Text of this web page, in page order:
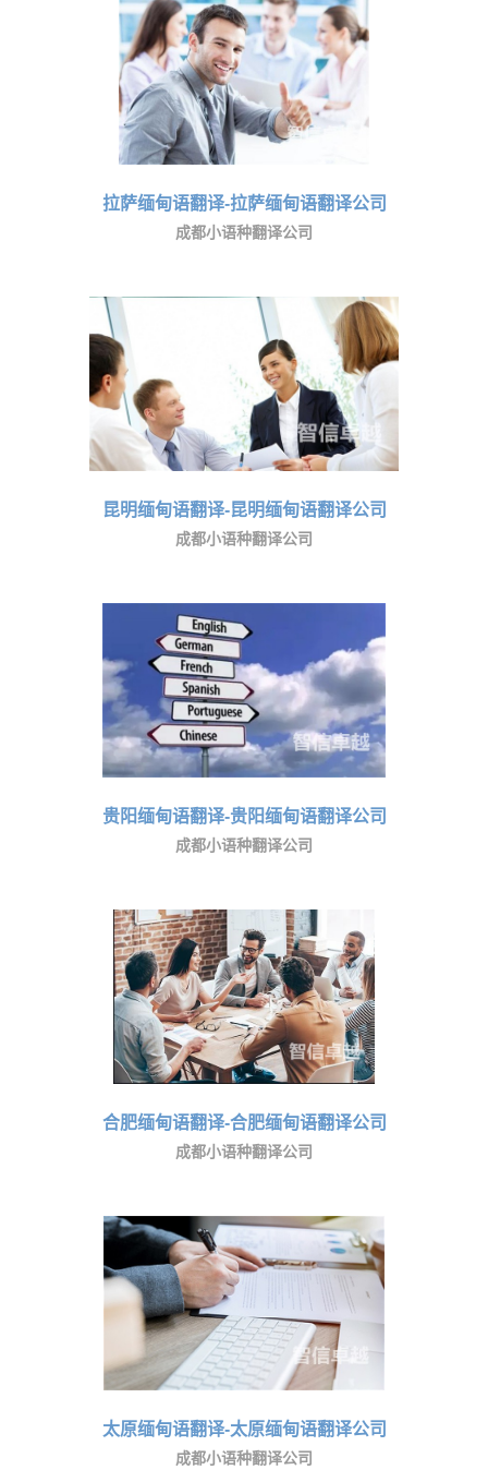
拉萨缅甸语翻译-拉萨缅甸语翻译公司
成都小语种翻译公司
昆明缅甸语翻译-昆明缅甸语翻译公司
成都小语种翻译公司
贵阳缅甸语翻译-贵阳缅甸语翻译公司
成都小语种翻译公司
合肥缅甸语翻译-合肥缅甸语翻译公司
成都小语种翻译公司
太原缅甸语翻译-太原缅甸语翻译公司
成都小语种翻译公司